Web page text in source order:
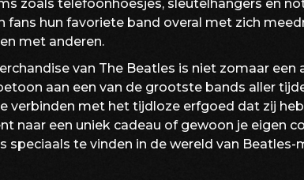
zoals telefoonhoesjes, sleutelhangers en
fans hun favoriete band overal met zich
met anderen.
van The Beatles is niet zomaar
aan een van de grootste bands aller
verbinden met het tijdloze erfgoed dat zij
naar een uniek cadeau of gewoon je eigen
speciaals te vinden in de wereld van Beatles-